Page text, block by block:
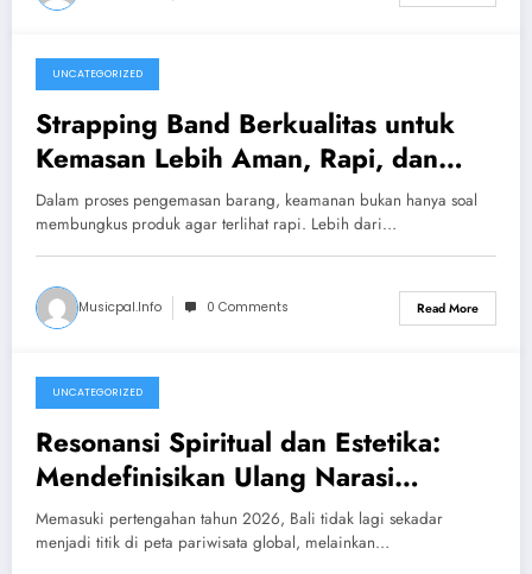
June 17, 2026
UNCATEGORIZED
Strapping Band Berkualitas untuk
Kemasan Lebih Aman, Rapi, dan
Efisien
Dalam proses pengemasan barang, keamanan bukan hanya soal
membungkus produk agar terlihat rapi. Lebih dari…
Musicpal.info 0 Comments Read More
June 10, 2026
UNCATEGORIZED
Resonansi Spiritual dan Estetika:
Mendefinisikan Ulang Narasi
Perjalanan di Bali
Memasuki pertengahan tahun 2026, Bali tidak lagi sekadar
menjadi titik di peta pariwisata global, melainkan…